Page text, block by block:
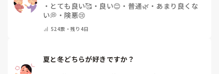
・ とても良い🥰 ・ 良い😊 ・ 普通🌿 ・ あまり良くな
い💭 ・ 険悪😢
524票・残り4日
夏と冬どちらが好きですか？